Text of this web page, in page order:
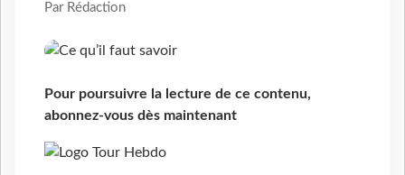
Par Rédaction
Pour poursuivre la lecture de ce contenu,
abonnez-vous dès maintenant